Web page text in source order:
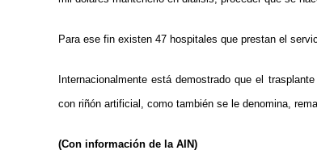
Para ese fin existen 47 hospitales que prestan el
Internacionalmente está demostrado que el
con riñón artificial, como también se le denomina,
(Con información de la AIN)